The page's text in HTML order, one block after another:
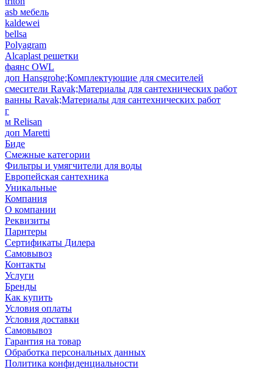
asb мебель
kaldewei
bellsa
Polyagram
Alcaplast решетки
фаянс OWL
доп Hansgrohe;Комплектующие для смесителей
смесители Ravak;Материалы для сантехнических работ
ванны Ravak;Материалы для сантехнических работ
г
м Relisan
доп Maretti
Биде
Смежные категории
Фильтры и умягчители для воды
Европейская сантехника
Уникальные
Компания
О компании
Реквизиты
Парнтеры
Сертификаты Дилера
Самовывоз
Контакты
Услуги
Бренды
Как купить
Условия оплаты
Условия доставки
Самовывоз
Гарантия на товар
Обработка персональных данных
Политика конфиденциальности